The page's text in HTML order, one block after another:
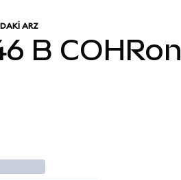
ARZ
B COHRon